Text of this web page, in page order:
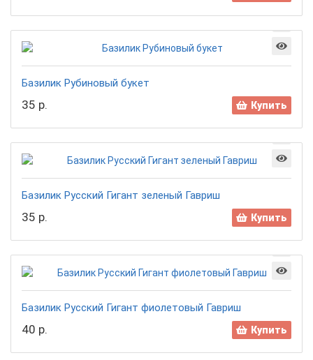
Базилик Рубиновый букет
35 р. Купить
Базилик Русский Гигант зеленый Гавриш
35 р. Купить
Базилик Русский Гигант фиолетовый Гавриш
40 р. Купить